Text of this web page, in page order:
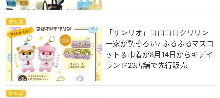
グッズ
「サンリオ」コロコロクリリン
一家が勢ぞろい♪ ふるふるマスコ
ット＆巾着が8月14日からキデイ
ランド23店舗で先行販売
グッズ